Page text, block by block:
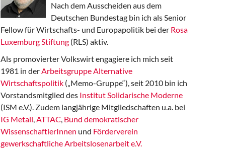
Nach dem Ausscheiden aus dem
Deutschen Bundestag bin ich als Senior
Fellow für Wirtschafts- und Europapolitik bei der Rosa
Luxemburg Stiftung (RLS) aktiv.
Als promovierter Volkswirt engagiere ich mich seit
1981 in derArbeitsgruppe Alternative
Wirtschaftspolitik („Memo-Gruppe“), seit 2010 bin ich
Vorstandsmitglied des Institut Solidarische Moderne
(ISM e.V.). Zudem langjährige Mitgliedschaften u.a. bei
IG Metall,ATTAC, Bund demokratischer
WissenschaftlerInnen und Förderverein
gewerkschaftliche Arbeitslosenarbeit e.V.